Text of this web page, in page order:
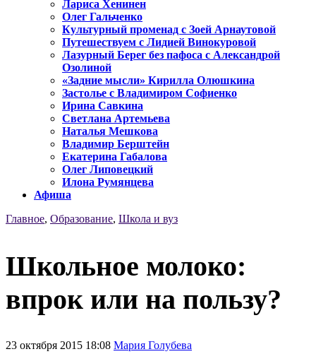
Лариса Хенинен
Олег Гальченко
Культурный променад с Зоей Арнаутовой
Путешествуем с Лидией Винокуровой
Лазурный Берег без пафоса с Александрой
Озолиной
«Задние мысли» Кирилла Олюшкина
Застолье с Владимиром Софиенко
Ирина Савкина
Светлана Артемьева
Наталья Мешкова
Владимир Берштейн
Екатерина Габалова
Олег Липовецкий
Илона Румянцева
Афиша
Главное, Образование, Школа и вуз
Школьное молоко:
впрок или на пользу?
23 октября 2015 18:08 Мария Голубева